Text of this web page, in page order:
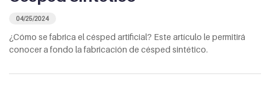
04/25/2024
¿Cómo se fabrica el césped artificial? Este artículo le permitirá
conocer a fondo la fabricación de césped sintético.